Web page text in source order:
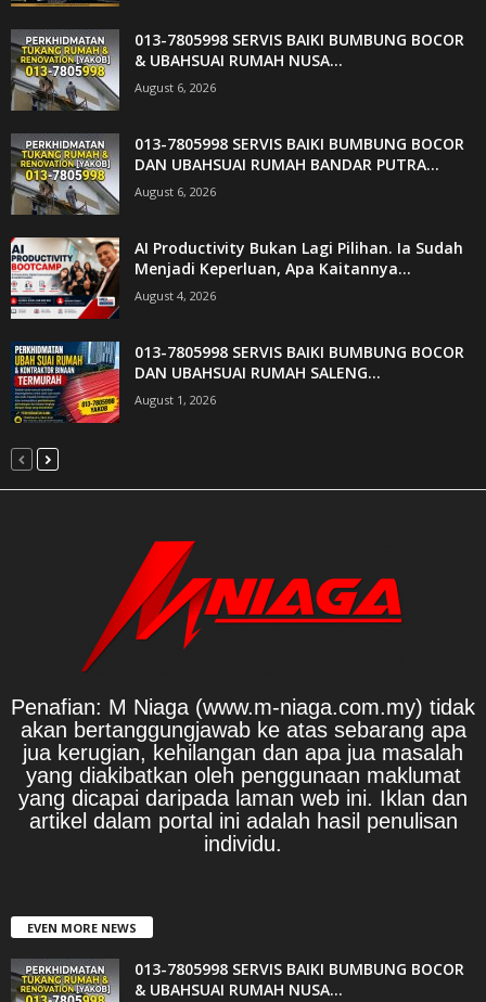
013-7805998 SERVIS BAIKI BUMBUNG BOCOR
& UBAHSUAI RUMAH NUSA...
August 6, 2026
013-7805998 SERVIS BAIKI BUMBUNG BOCOR
DAN UBAHSUAI RUMAH BANDAR PUTRA...
August 6, 2026
AI Productivity Bukan Lagi Pilihan. Ia Sudah
Menjadi Keperluan, Apa Kaitannya...
August 4, 2026
013-7805998 SERVIS BAIKI BUMBUNG BOCOR
DAN UBAHSUAI RUMAH SALENG...
August 1, 2026
Penafian: M Niaga (www.m-niaga.com.my) tidak
akan bertanggungjawab ke atas sebarang apa
jua kerugian, kehilangan dan apa jua masalah
yang diakibatkan oleh penggunaan maklumat
yang dicapai daripada laman web ini. Iklan dan
artikel dalam portal ini adalah hasil penulisan
individu.
EVEN MORE NEWS
013-7805998 SERVIS BAIKI BUMBUNG BOCOR
& UBAHSUAI RUMAH NUSA...